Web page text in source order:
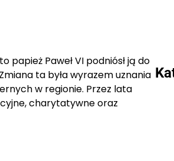
papież Paweł VI podniósł ją do
ta była wyrazem uznania
w regionie. Przez lata
charytatywne oraz